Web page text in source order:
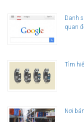
Danh
quan
Tìm
Nơi